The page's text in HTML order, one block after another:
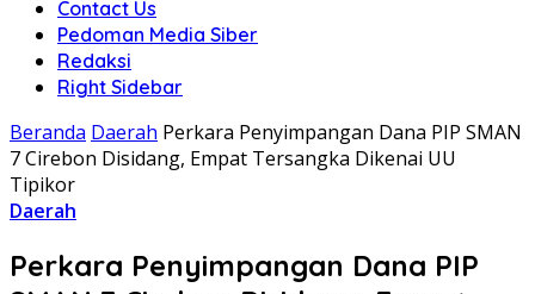
Contact Us
Pedoman Media Siber
Redaksi
Right Sidebar
Beranda Daerah Perkara Penyimpangan Dana PIP SMAN
7 Cirebon Disidang, Empat Tersangka Dikenai UU
Tipikor
Daerah
Perkara Penyimpangan Dana PIP